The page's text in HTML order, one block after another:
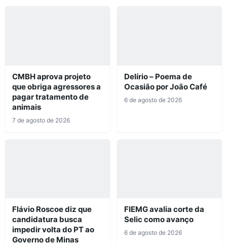
CMBH aprova projeto
que obriga agressores a
pagar tratamento de
animais
7 de agosto de 2026
Delírio – Poema de
Ocasião por João Café
6 de agosto de 2026
Flávio Roscoe diz que
candidatura busca
impedir volta do PT ao
Governo de Minas
FIEMG avalia corte da
Selic como avanço
6 de agosto de 2026